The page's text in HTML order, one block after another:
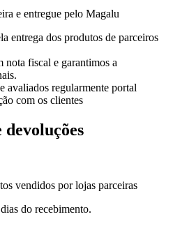
e entregue pelo Magalu
entrega dos produtos de parceiros
nota fiscal e garantimos a
avaliados regularmente portal
com os clientes
vendidos por lojas parceiras
do recebimento.